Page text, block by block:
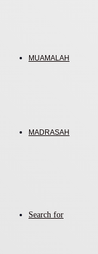
MUAMALAH
MADRASAH
Search for